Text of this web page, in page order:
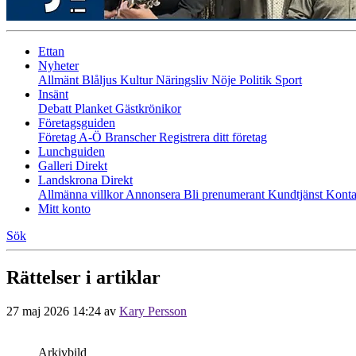
Ettan
Nyheter
Allmänt Blåljus KulturNäringsliv Nöje Politik Sport
Insänt
Debatt Planket Gästkrönikor
Företagsguiden
Företag A-Ö BranscherRegistrera ditt företag
Lunchguiden
Galleri Direkt
Landskrona Direkt
Allmänna villkorAnnonsera Bli prenumerant Kundtjänst
Mitt konto
Sök
Rättelser i artiklar
27 maj 2026 14:24 av Kary Persson
Arkivbild